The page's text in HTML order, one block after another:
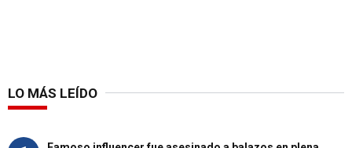
LO MÁS LEÍDO